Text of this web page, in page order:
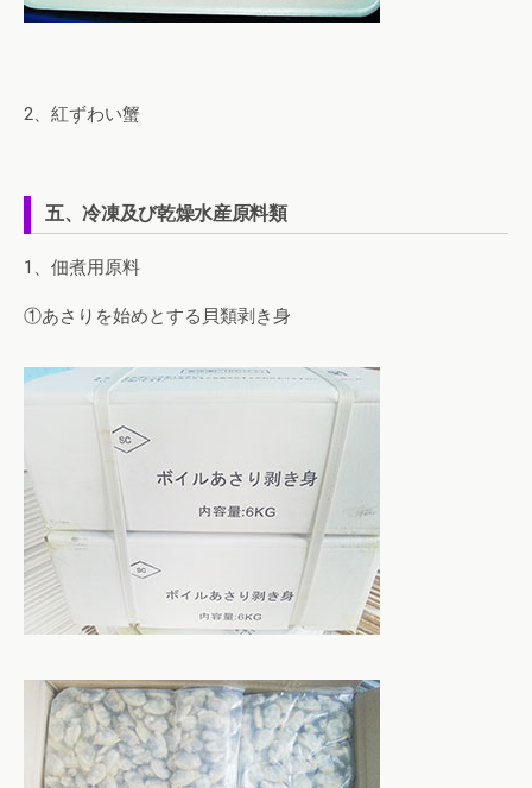
2、紅ずわい蟹
五、冷凍及び乾燥水産原料類
1、佃煮用原料
①あさりを始めとする貝類剥き身